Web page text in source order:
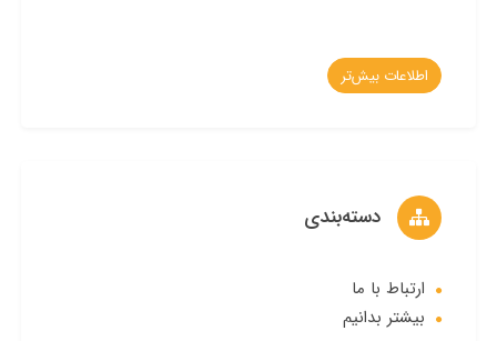
اطلاعات بیش‌تر
دسته‌بندی
ارتباط با ما
بیشتر بدانیم